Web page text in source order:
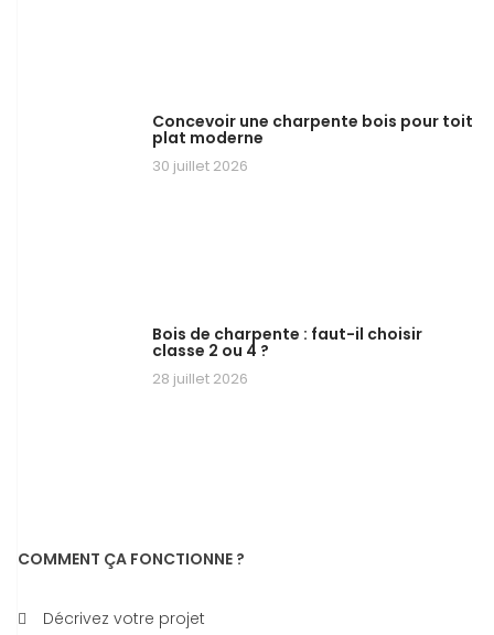
Concevoir une charpente bois pour toit
plat moderne
30 juillet 2026
Bois de charpente : faut-il choisir
classe 2 ou 4 ?
28 juillet 2026
COMMENT ÇA FONCTIONNE ?
Décrivez votre projet